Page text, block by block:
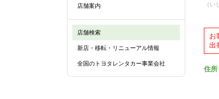
店舗案内
店舗検索
新店・移転・リニューアル情報
全国のトヨタレンタカー事業会社
（
お
出
住所